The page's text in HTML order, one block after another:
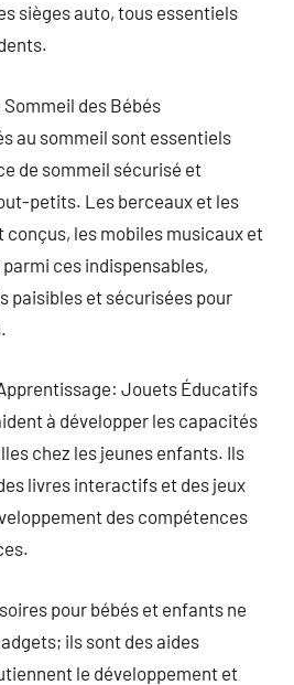
sièges auto, tous essentiels
des Bébés
au sommeil sont essentiels
de sommeil sécurisé et
petits. Les berceaux et les
les mobiles musicaux et
ces indispensables,
paisibles et sécurisées pour
Jouets Éducatifs
à développer les capacités
chez les jeunes enfants. Ils
livres interactifs et des jeux
des compétences
pour bébés et enfants ne
ils sont des aides
le développement et